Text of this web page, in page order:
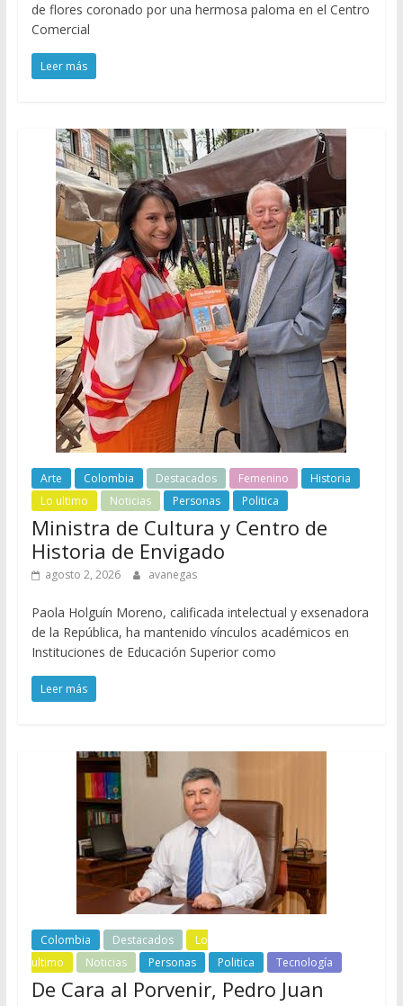
de flores coronado por una hermosa paloma en el Centro
Comercial
Leer más
Arte Colombia Destacados Femenino
Historia
Lo ultimo
Noticias Personas Politica
Ministra de Cultura y Centro de
Historia de Envigado
agosto 2, 2026 avanegas
Paola Holguín Moreno, calificada intelectual y exsenadora
de la República, ha mantenido vínculos académicos en
Instituciones de Educación Superior como
Leer más
Colombia Destacados
Lo
ultimo
Noticias Personas Politica Tecnología
De Cara al Porvenir, Pedro Juan